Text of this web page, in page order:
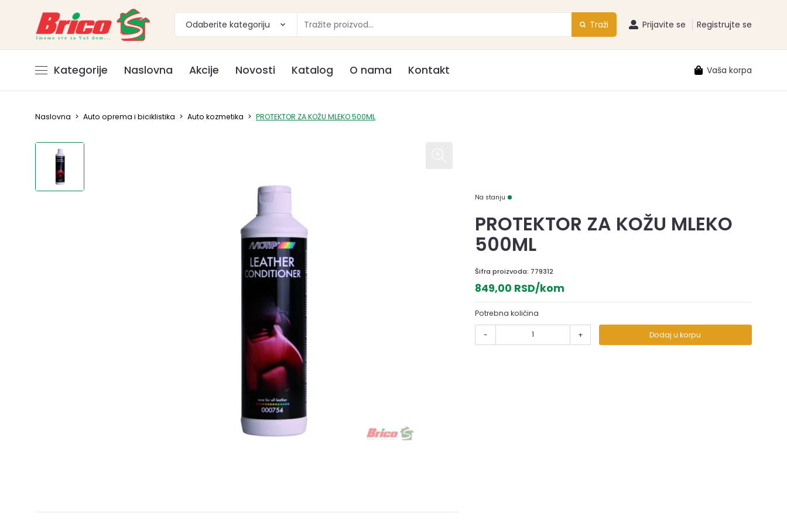
Odaberite kategoriju Traži Prijavite se Registrujte se
Kategorije Naslovna Akcije Novosti Katalog O nama Kontakt Vaša korpa
Naslovna > Auto oprema i biciklistika > Auto kozmetika > PROTEKTOR ZA KOŽU MLEKO 500ML
Na stanju
PROTEKTOR ZA KOŽU MLEKO
500ML
Šifra proizvoda: 779312
849,00 RSD/kom
Potrebna količina
- + Dodaj u korpu